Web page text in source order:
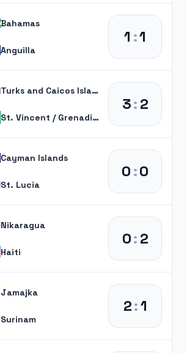
Bahamas
Anguilla
1 :1
Turks and Caicos Islands
St. Vincent / Grenadines
3:2
Cayman Islands
St. Lucia
0:0
Nikaragua
Haiti
0:2
Jamajka
Surinam
2:1